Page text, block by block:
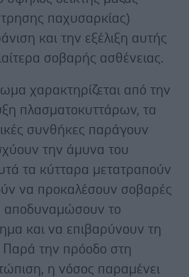
παχυσαρκίας)
και την εξέλιξη αυτής
σοβαρής ασθένειας.
χαρακτηρίζεται από την
πλασματοκυττάρων, τα
συνθήκες παράγουν
την άμυνα του
τα κύτταρα μετατραπούν
να προκαλέσουν σοβαρές
αποδυναμώσουν το
και να επιβαρύνουν τη
Παρά την πρόοδο στη
η νόσος παραμένει